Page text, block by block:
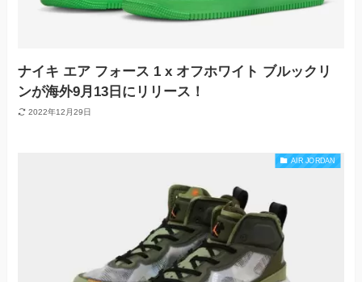
ナイキ エア フォース 1 x オフホワイト ブルックリ
ンが海外9月13日にリリース！
2022年12月29日
AIR JORDAN